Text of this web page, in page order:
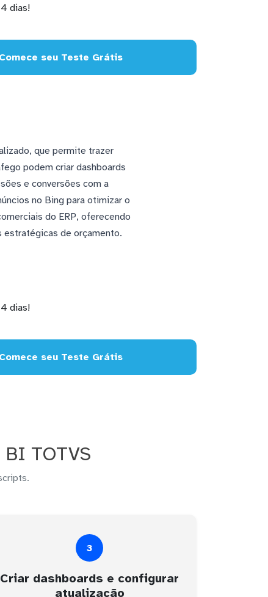
dias!
Comece seu Teste Grátis
que permite trazer
podem criar dashboards
e conversões com a
no Bing para otimizar o
do ERP, oferecendo
de orçamento.
dias!
Comece seu Teste Grátis
TOTVS
3
Criar dashboards e configurar
atualização